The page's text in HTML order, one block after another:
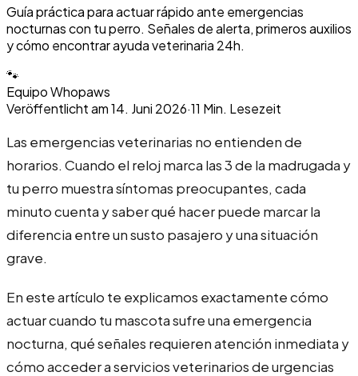
Guía práctica para actuar rápido ante emergencias
nocturnas con tu perro. Señales de alerta, primeros auxilios
y cómo encontrar ayuda veterinaria 24h.
🐾
Equipo Whopaws
Veröffentlicht am14. Juni 2026·11 Min. Lesezeit
Las emergencias veterinarias no entienden de
horarios. Cuando el reloj marca las 3 de la madrugada y
tu perro muestra síntomas preocupantes, cada
minuto cuenta y saber qué hacer puede marcar la
diferencia entre un susto pasajero y una situación
grave.
En este artículo te explicamos exactamente cómo
actuar cuando tu mascota sufre una emergencia
nocturna, qué señales requieren atención inmediata y
cómo acceder a servicios veterinarios de urgencias